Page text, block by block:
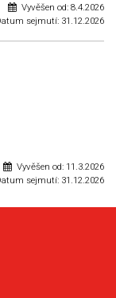
Vyvěšen od: 8.4.2026
sejmutí: 31.12.2026
Vyvěšen od: 11.3.2026
sejmutí: 31.12.2026